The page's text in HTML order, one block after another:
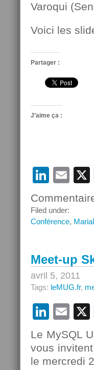
Varoqui
Voici les
Partager :
J’aime ça :
Filed under:
Conférence,
Meet-up
avril 5, 2011
Tags: leMUG.fr,
Le MySQL
vous
le mercredi